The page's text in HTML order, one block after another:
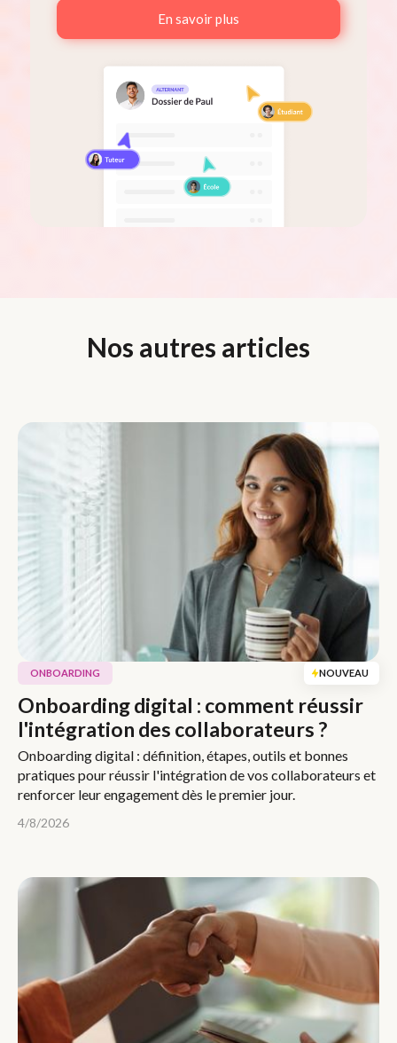
En savoir plus
Nos autres articles
ONBOARDING NOUVEAU
Onboarding digital : comment réussir
l'intégration des collaborateurs ?
Onboarding digital : définition, étapes, outils et bonnes
pratiques pour réussir l'intégration de vos collaborateurs et
renforcer leur engagement dès le premier jour.
4/8/2026